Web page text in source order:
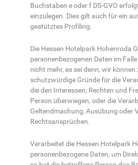
Buchstaben e oder f DS-GVO
einzulegen. Dies gilt auch für ein
gestütztes Profiling.
Die Hessen Hotelpark Hohenroda
personenbezogenen Daten im
nicht mehr, es sei denn, wir
schutzwürdige Gründe für die
die den Interessen, Rechten und
Person überwiegen, oder die
Geltendmachung, Ausübung oder
Rechtsansprüchen.
Verarbeitet die Hessen Hotelpark
personenbezogene Daten, um